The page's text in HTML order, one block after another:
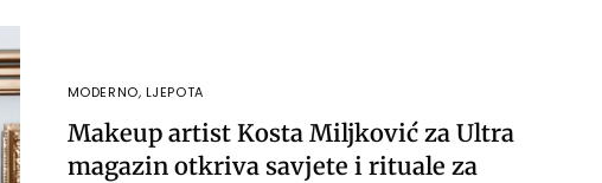
MODERNO, LJEPOTA
Makeup artist Kosta Miljković za Ultra
magazin otkriva savjete i rituale za